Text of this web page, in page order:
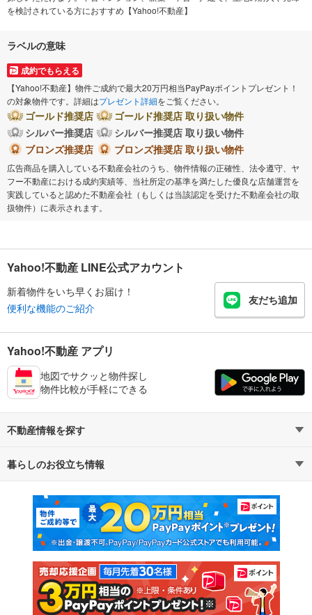
を検討されている方におすすめ【Yahoo!不動産】
ラベルの意味
成約でもらえる
【Yahoo!不動産】物件ご成約で最大20万円相当PayPayポイントプレゼント！
の対象物件です。詳細はプレゼント詳細をご覧ください。
ゴールド推奨店
ゴールド推奨店 取り扱い物件
シルバー推奨店
シルバー推奨店 取り扱い物件
ブロンズ推奨店
ブロンズ推奨店 取り扱い物件
広告商品を購入している不動産会社のうち、物件情報の正確性、法令遵守、ヤ
フー不動産における成約実績等、当社所定の基準を満たした優良な店舗運営を
実践していると認めた不動産会社（もしくは当該認定を受けた不動産会社の取
扱物件）に表示されます。
Yahoo!不動産 LINE公式アカウント
新着物件をいち早くお届け！
便利な機能のご紹介
友だち追加
Yahoo!不動産 アプリ
地図でサクッと物件探し
物件比較が手軽にできる
不動産情報を探す
不動産・住宅
新築マンション 中古マンション
新築一戸建て 中古一戸建て
注文住宅 土地
売却査定
暮らしのお役立ち情報
マンションカタログ 教えて！住まいの先生